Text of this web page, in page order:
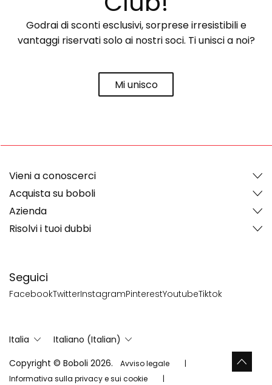
Godrai di sconti esclusivi, sorprese irresistibili e
vantaggi riservati solo ai nostri soci. Ti unisci a noi?
Mi unisco
Seguici
FacebookTwitterInstagramPinterestYoutubeTiktok
Vieni a conoscerci
Acquista su boboli
Azienda
Risolvi i tuoi dubbi
Italia
Italiano (Italian)
Copyright © Boboli 2026.
Avviso legale
Informativa sulla privacy e sui cookie